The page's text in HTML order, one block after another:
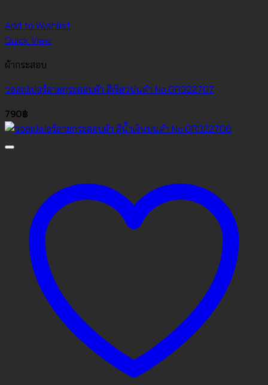
Add to Wishlist
Quick View
ผ้ากระสอบ
วอลเปเปอร์ลายกระสอบผ้า สีเขียวปนดำ No.GR322707
790฿